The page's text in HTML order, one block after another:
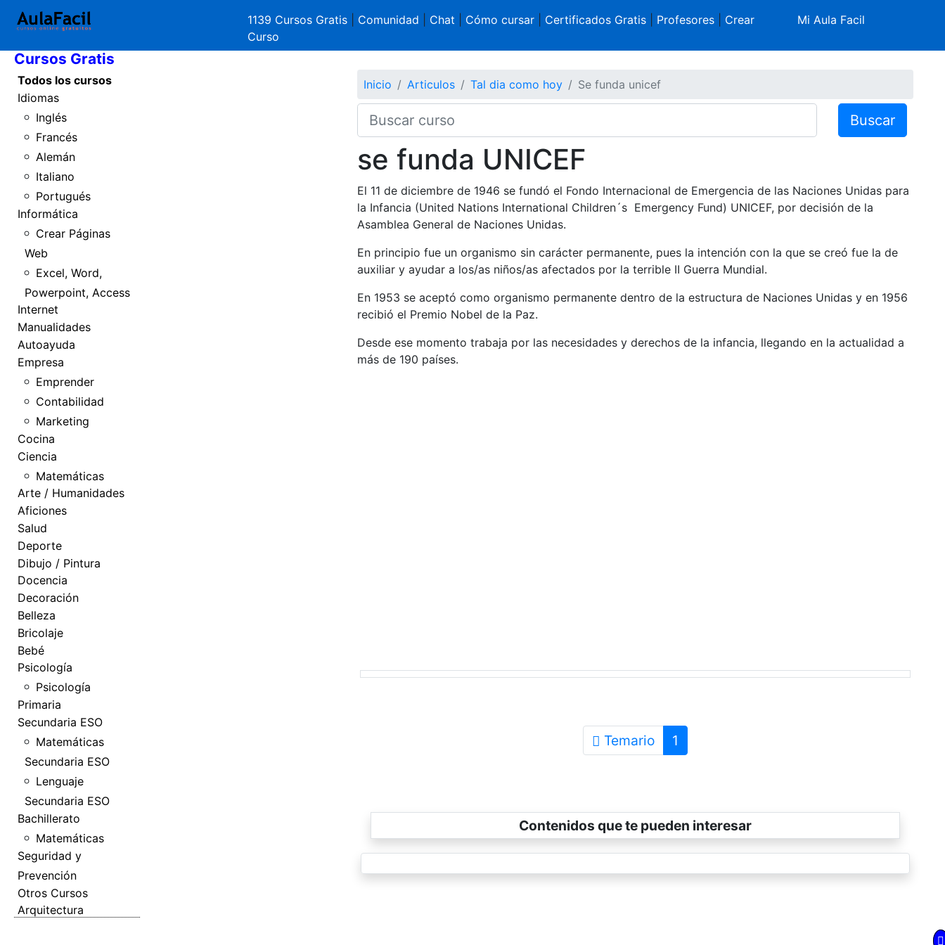
1139 Cursos Gratis Comunidad Chat Cómo cursar| Certificados Gratis| Profesores| Crear
Curso
Mi Aula Facil
Inicio
Cursos Gratis
Todos los cursos
Idiomas
Inglés
Francés
Alemán
Italiano
Portugués
Informática
Crear Páginas
Web
Excel, Word,
Powerpoint, Access
Internet
Manualidades
Autoayuda
Empresa
Emprender
Contabilidad
Marketing
Cocina
Ciencia
Matemáticas
Arte / Humanidades
Aficiones
Salud
Deporte
Dibujo / Pintura
Docencia
Decoración
Belleza
Bricolaje
Bebé
Psicología
Psicología
Primaria
Secundaria ESO
Matemáticas
Secundaria ESO
Lenguaje
Secundaria ESO
Bachillerato
Matemáticas
Seguridad y
Prevención
Otros Cursos
Arquitectura
Inicio Articulos Tal dia como hoy Se funda unicef
Buscar
se funda UNICEF
El 11 de diciembre de 1946 se fundó el Fondo Internacional de Emergencia de las Naciones Unidas para
la Infancia (United Nations International Children´s Emergency Fund) UNICEF, por decisión de la
Asamblea General de Naciones Unidas.
En principio fue un organismo sin carácter permanente, pues la intención con la que se creó fue la de
auxiliar y ayudar a los/as niños/as afectados por la terrible II Guerra Mundial.
En 1953 se aceptó como organismo permanente dentro de la estructura de Naciones Unidas y en 1956
recibió el Premio Nobel de la Paz.
Desde ese momento trabaja por las necesidades y derechos de la infancia, llegando en la actualidad a
más de 190 países.
Temario 1
Contenidos que te pueden interesar